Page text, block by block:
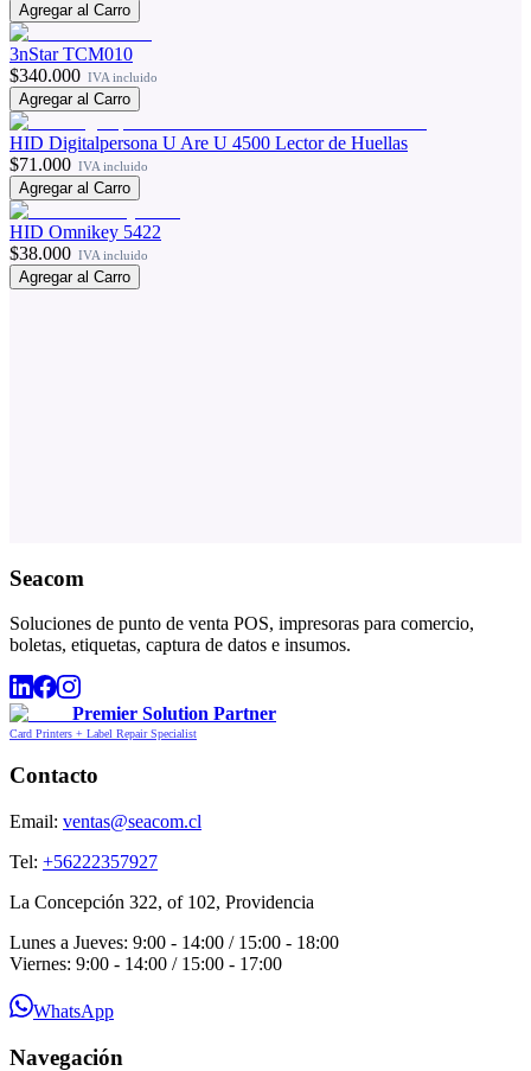
Agregar al Carro
3nStar TCM010
$340.000 IVA incluido
Agregar al Carro
HID Digitalpersona U Are U 4500 Lector de Huellas
$71.000 IVA incluido
Agregar al Carro
HID Omnikey 5422
$38.000 IVA incluido
Agregar al Carro
Seacom
Soluciones de punto de venta POS, impresoras para comercio,
boletas, etiquetas, captura de datos e insumos.
Premier Solution Partner
Card Printers + Label Repair Specialist
Contacto
Email: ventas@seacom.cl
Tel: +56222357927
La Concepción 322, of 102, Providencia
Lunes a Jueves: 9:00 - 14:00 / 15:00 - 18:00
Viernes: 9:00 - 14:00 / 15:00 - 17:00
WhatsApp
Navegación